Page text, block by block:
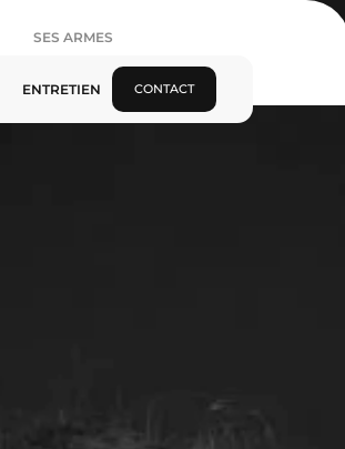
ENTRETIEN CONTACT
SES ARMES
L’humour et la positivité